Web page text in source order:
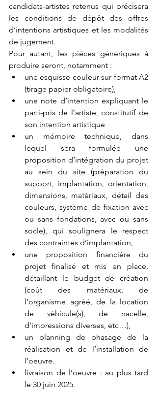
candidats-artistes retenus qui précisera
les conditions de dépôt des offres
d’intentions artistiques et les modalités
de jugement.
Pour autant, les pièces génériques à
produire seront, notamment :
une esquisse couleur sur format A2
(tirage papier obligatoire),
une note d’intention expliquant le
parti-pris de l’artiste, constitutif de
son intention artistique
un mémoire technique, dans
lequel sera formulée une
proposition d’intégration du projet
au sein du site (préparation du
support, implantation, orientation,
dimensions, matériaux, détail des
couleurs, système de fixation avec
ou sans fondations, avec ou sans
socle), qui soulignera le respect
des contraintes d’implantation,
une proposition financière du
projet finalisé et mis en place,
détaillant le budget de création
(coût des matériaux, de
l’organisme agréé, de la location
de véhicule(s), de nacelle,
d’impressions diverses, etc…),
un planning de phasage de la
réalisation et de l’installation de
l’oeuvre.
livraison de l’oeuvre : au plus tard
le 30 juin 2025.